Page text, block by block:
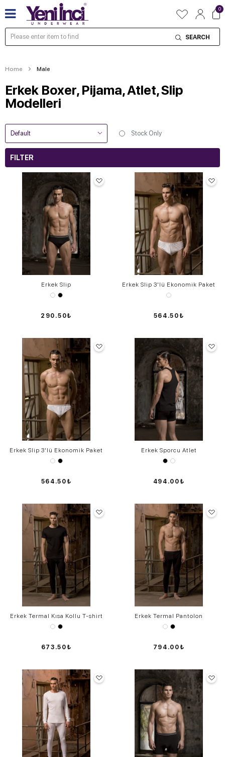
0
SEARCH
Home Male
Erkek Boxer, Pijama, Atlet, Slip
Modelleri
Stock Only
FILTER
Erkek Slip
290.50₺
Erkek Slip 3'lü Ekonomik Paket
564.50₺
Erkek Slip 3'lü Ekonomik Paket
564.50₺
Erkek Sporcu Atlet
494.00₺
Erkek Termal Kısa Kollu T-shirt
673.50₺
Erkek Termal Pantolon
794.00₺